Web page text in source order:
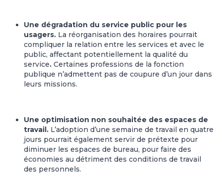
Une dégradation du service public pour les
usagers. La réorganisation des horaires pourrait
compliquer la relation entre les services et avec le
public, affectant potentiellement la qualité du
service. Certaines professions de la fonction
publique n’admettent pas de coupure d’un jour dans
leurs missions.
Une optimisation non souhaitée des espaces de
travail. L’adoption d’une semaine de travail en quatre
jours pourrait également servir de prétexte pour
diminuer les espaces de bureau, pour faire des
économies au détriment des conditions de travail
des personnels.